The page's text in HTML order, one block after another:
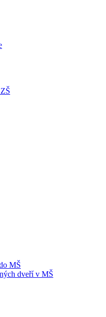
MŠ
dveří v MŠ